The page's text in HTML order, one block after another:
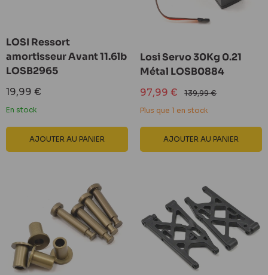
LOSI Ressort
amortisseur Avant 11.6lb
LOSB2965
Prix
réduit
19,99 €
En stock
AJOUTER AU PANIER
Losi Servo 30Kg 0.21
Métal LOSB0884
Prix
réduit
97,99 € Prix
normal
139,99 €
Plus que 1 en stock
AJOUTER AU PANIER